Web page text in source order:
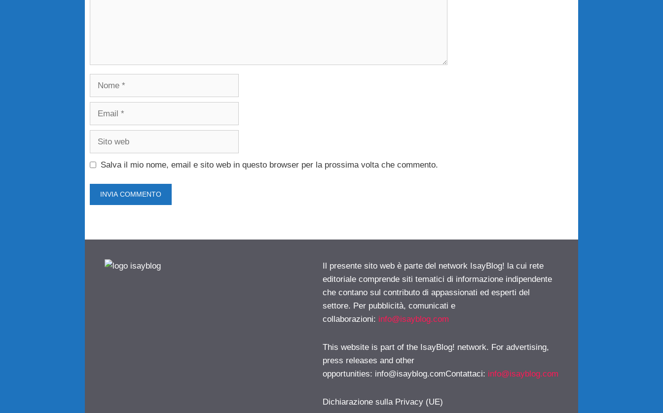
Salva il mio nome, email e sito web in questo browser per la prossima volta che commento.
Il presente sito web è parte del network IsayBlog! la cui rete
editoriale comprende siti tematici di informazione indipendente
che contano sul contributo di appassionati ed esperti del
settore. Per pubblicità, comunicati e
collaborazioni: info@isayblog.com
This website is part of the IsayBlog! network. For advertising,
press releases and other
opportunities: info@isayblog.comContattaci: info@isayblog.com
Dichiarazione sulla Privacy (UE)